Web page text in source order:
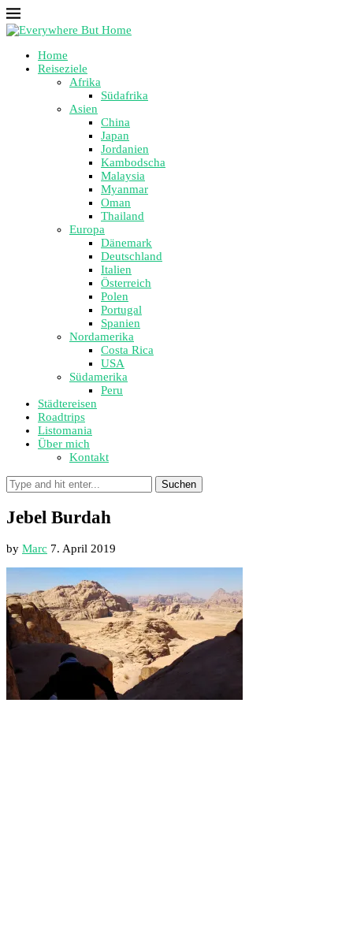
Home
Reiseziele
Afrika
Südafrika
Asien
China
Japan
Jordanien
Kambodscha
Malaysia
Myanmar
Oman
Thailand
Europa
Dänemark
Deutschland
Italien
Österreich
Polen
Portugal
Spanien
Nordamerika
Costa Rica
USA
Südamerika
Peru
Städtereisen
Roadtrips
Listomania
Über mich
Kontakt
Suchen
Jebel Burdah
by Marc 7. April 2019